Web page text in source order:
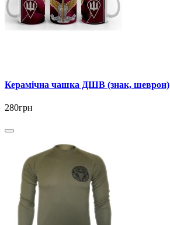
Керамічна чашка ДШВ (знак, шеврон)
280грн